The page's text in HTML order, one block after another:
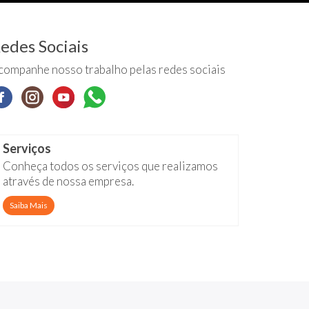
Sociais
nosso trabalho pelas redes sociais
Serviços
Conheça todos os serviços que realizamos
através de nossa empresa.
Saiba Mais